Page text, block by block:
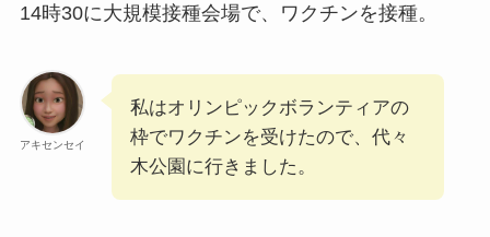
14時30に大規模接種会場で、ワクチンを接種。
アキセンセイ
私はオリンピックボランティアの
枠でワクチンを受けたので、代々
木公園に行きました。